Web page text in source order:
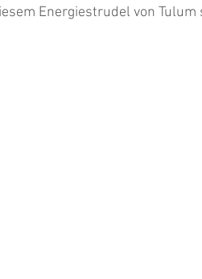
Energiestrudel von Tulum